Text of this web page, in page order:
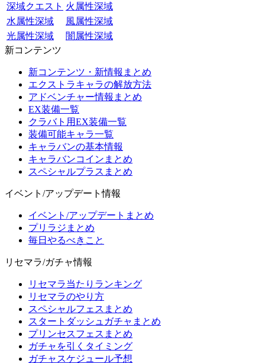
深域クエスト 火属性深域
水属性深域
風属性深域
光属性深域
闇属性深域
新コンテンツ
新コンテンツ・新情報まとめ
エクストラキャラの解放方法
アドベンチャー情報まとめ
EX装備一覧
クラバト用EX装備一覧
装備可能キャラ一覧
キャラバンの基本情報
キャラバンコインまとめ
スペシャルプラスまとめ
イベント/アップデート情報
イベント/アップデートまとめ
プリラジまとめ
毎日やるべきこと
リセマラ/ガチャ情報
リセマラ当たりランキング
リセマラのやり方
スペシャルフェスまとめ
スタートダッシュガチャまとめ
プリンセスフェスまとめ
ガチャを引くタイミング
ガチャスケジュール予想